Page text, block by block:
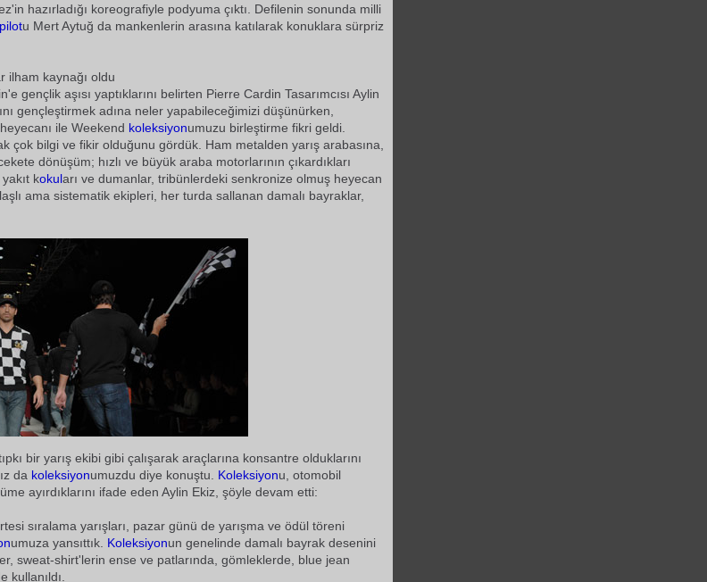
hazırladığı koreografiyle podyuma çıktı. Defilenin sonunda milli
pilotu Mert Aytuğ da mankenlerin arasına katılarak konuklara sürpriz
ilham kaynağı oldu
gençlik aşısı yaptıklarını belirten Pierre Cardin Tasarımcısı Aylin
gençleştirmek adına neler yapabileceğimizi düşünürken,
ile Weekend koleksiyonumuzu birleştirme fikri geldi.
çok bilgi ve fikir olduğunu gördük. Ham metalden yarış arabasına,
dönüşüm; hızlı ve büyük araba motorlarının çıkardıkları
kokuları ve dumanlar, tribünlerdeki senkronize olmuş heyecan
ama sistematik ekipleri, her turda sallanan damalı bayraklar,
bir yarış ekibi gibi çalışarak araçlarına konsantre olduklarını
da koleksiyonumuzdu diye konuştu. Koleksiyonu, otomobil
ayırdıklarını ifade eden Aylin Ekiz, şöyle devam etti:
sıralama yarışları, pazar günü de yarışma ve ödül töreni
umuza yansıttık. Koleksiyonun genelinde damalı bayrak desenini
sweat-shirt'lerin ense ve patlarında, gömleklerde, blue jean